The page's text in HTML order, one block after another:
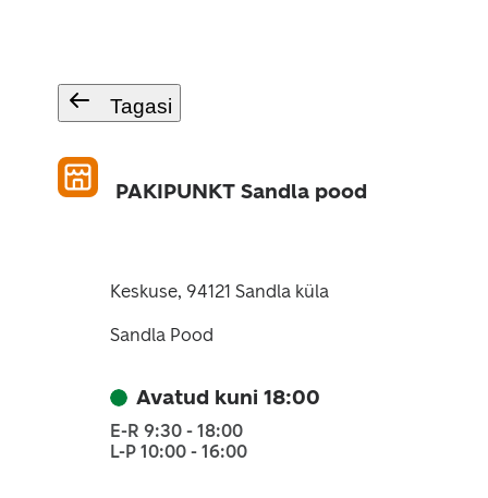
Tagasi
PAKIPUNKT Sandla pood
Keskuse, 94121 Sandla küla
Sandla Pood
Avatud kuni 18:00
E-R 9:30 - 18:00
L-P 10:00 - 16:00